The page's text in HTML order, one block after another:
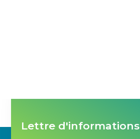
Lettre d'informations